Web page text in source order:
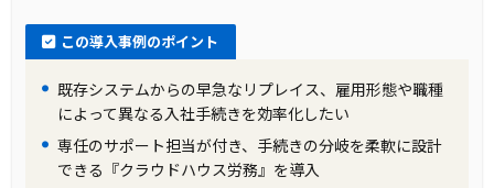
この導入事例のポイント
既存システムからの早急なリプレイス、雇用形態や職種
によって異なる入社手続きを効率化したい
専任のサポート担当が付き、手続きの分岐を柔軟に設計
できる『クラウドハウス労務』を導入